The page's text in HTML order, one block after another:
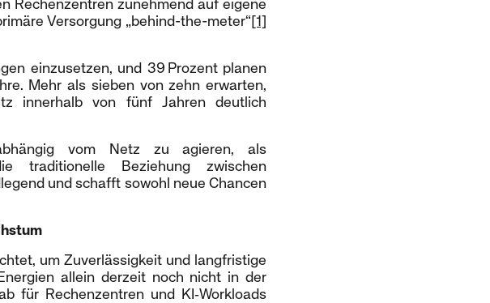
Rechenzentren zunehmend auf eigene
Versorgung „behind-the-meter“[1]
einzusetzen, und 39 Prozent planen
Mehr als sieben von zehn erwarten,
innerhalb von fünf Jahren deutlich
vom Netz zu agieren, als
traditionelle Beziehung zwischen
und schafft sowohl neue Chancen
um Zuverlässigkeit und langfristige
allein derzeit noch nicht in der
für Rechenzentren und KI‑Workloads